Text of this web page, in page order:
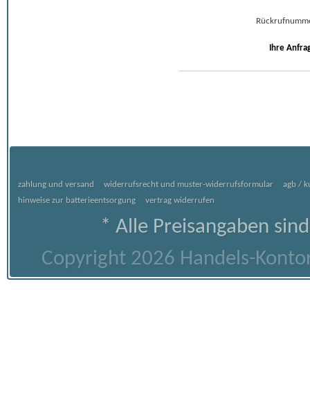
Ihre
zahlung und versand widerrufsrecht und muster-widerrufsformular
agb /
hinweise zur batterieentsorgung
vertrag widerrufen
* Alle Preisangaben
Copyright 2026 Handels-